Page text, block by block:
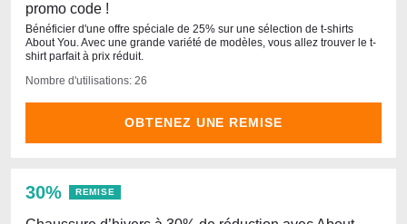
promo code !
Bénéficier d'une offre spéciale de 25% sur une sélection de t-shirts
About You. Avec une grande variété de modèles, vous allez trouver le t-
shirt parfait à prix réduit.
Nombre d'utilisations: 26
OBTENEZ UNE REMISE
30% REMISE